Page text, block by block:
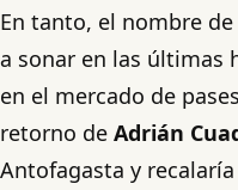
En tanto, el nombre de
a sonar en las últimas
en el mercado de
retorno de Adrián
Antofagasta y